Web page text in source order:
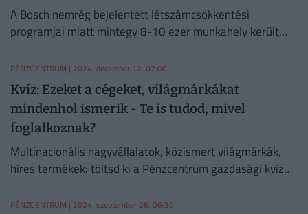
A Bosch nemrég bejelentett létszámcsökkentési
programjai miatt mintegy 8-10 ezer munkahely került
PÉNZCENTRUM | 2024. december 12. 07:00
Kvíz: Ezeket a cégeket, világmárkákat
mindenhol ismerik - Te is tudod, mivel
foglalkoznak?
Multinacionális nagyvállalatok, közismert világmárkák,
híres termékek: töltsd ki a Pénzcentrum gazdasági kvízét
PÉNZCENTRUM | 2024. szeptember 26. 06:30